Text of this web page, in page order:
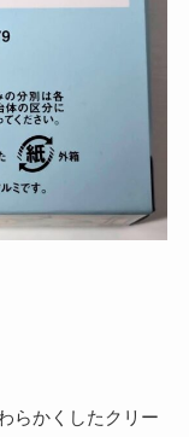
らかくしたクリー